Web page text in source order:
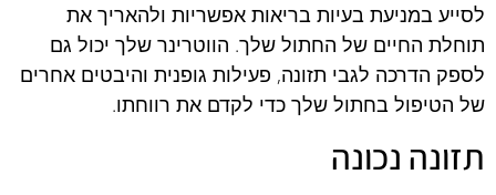
לסייע במניעת בעיות בריאות אפשריות ולהאריך את
תוחלת החיים של החתול שלך. הווטרינר שלך יכול גם
לספק הדרכה לגבי תזונה, פעילות גופנית והיבטים אחרים
של הטיפול בחתול שלך כדי לקדם את רווחתו.
תזונה נכונה